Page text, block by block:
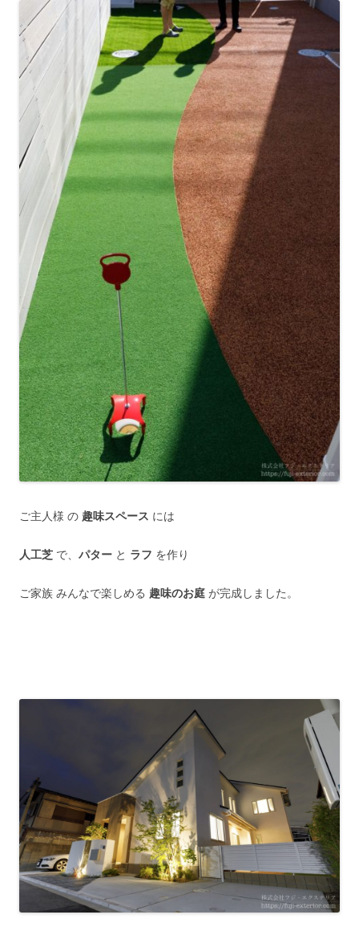
ご主人様 の 趣味スペース には
人工芝 で、 パター と ラフ を作り
ご家族 みんなで楽しめる 趣味のお庭 が完成しました。